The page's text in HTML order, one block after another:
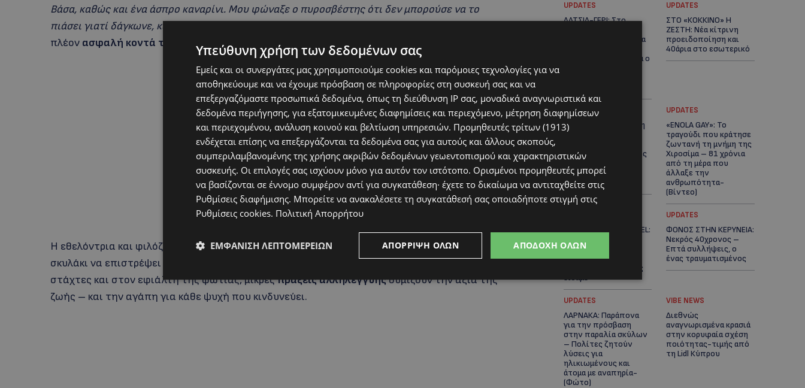
Βάσα, καθώς και ένα άσπρο καναρίνι. Μου φώναξε ο πυροσβέστης ότι δεν μπορούσε να το
πιάσει γιατί δάγκωνε, και μπήκα μέσα και το έπιασα»,
πλέον ασφαλή κοντά της
Η εθελόντρια και φιλόζωος, καλεί τον ιδιοκτήτη να της στείλει μήνυμα για να μπορέσει το
σκυλάκι να επιστρέψει στο σπίτι του, μόλις οι συνθήκες το επιτρέψουν. Ανάμεσα στις
στάχτες και στον εφιάλτη της φωτιάς, μικρέςπράξεις αλληλεγγύηςθυμίζουν την αξία της
ζωής – και την αγάπη για κάθε ψυχή που κινδυνεύει.
UPDATES
ΛΑΤΣΙΑ-ΓΕΡΙ: Στο
δημιουργία δομών για
ανήλικους – Αντιδρά ο
UPDATES
ΣΤΟ «ΚΟΚΚΙΝΟ» Η
ΖΕΣΤΗ: Νέα κίτρινη
προειδοποίηση και
40άρια στο εσωτερικό
UPDATES
ΛΕΜΕΣΟΣ: Μάχη για τη
ζωή του δίνει
βαριά τραυματισμένος
ηλεκτρικό του
ποδήλατο
UPDATES
«ENOLA GAY»: Το
τραγούδι που κράτησε
ζωντανή τη μνήμη της
Χιροσίμα – 81 χρόνια
από τη μέρα που
άλλαξε την
ανθρωπότητα-
(Bίντεο)
PERNERA BEACH HOTEL:
στα 50 χρόνια ενός
ιστορικού
ξενοδοχείου-Ποιους
είδαμε
UPDATES
ΦΟΝΟΣ ΣΤΗΝ ΚΕΡΥΝΕΙΑ:
Νεκρός 40χρονος –
Επτά συλλήψεις, ο
ένας τραυματισμένος
UPDATES
ΛΑΡΝΑΚΑ: Παράπονα
για την πρόσβαση
στην παραλία σκύλων
– Πολίτες ζητούν
λύσεις για
ηλικιωμένους και
άτομα με αναπηρία-
(Φώτο)
VIBE NEWS
Διεθνώς
αναγνωρισμένα κρασιά
στην κορυφαία σχέση
ποιότητας-τιμής από
τη Lidl Κύπρου
Υπεύθυνη χρήση των δεδομένων σας
Εμείς και οι συνεργάτες μας χρησιμοποιούμε cookies και παρόμοιες τεχνολογίες για να
αποθηκεύουμε και να έχουμε πρόσβαση σε πληροφορίες στη συσκευή σας και να
επεξεργαζόμαστε προσωπικά δεδομένα, όπως τη διεύθυνση IP σας, μοναδικά αναγνωριστικά και
δεδομένα περιήγησης, για εξατομικευμένες διαφημίσεις και περιεχόμενο, μέτρηση διαφημίσεων
και περιεχομένου, ανάλυση κοινού και βελτίωση υπηρεσιών. Προμηθευτές τρίτων (1913)
ενδέχεται επίσης να επεξεργάζονται τα δεδομένα σας για αυτούς και άλλους σκοπούς,
συμπεριλαμβανομένης της χρήσης ακριβών δεδομένων γεωεντοπισμού και χαρακτηριστικών
συσκευής. Οι επιλογές σας ισχύουν μόνο για αυτόν τον ιστότοπο. Ορισμένοι προμηθευτές μπορεί
να βασίζονται σε έννομο συμφέρον αντί για συγκατάθεση· έχετε το δικαίωμα να αντιταχθείτε στις
Ρυθμίσεις διαφήμισης. Μπορείτε να ανακαλέσετε τη συγκατάθεσή σας οποιαδήποτε στιγμή στις
Ρυθμίσεις cookies. Πολιτική Απορρήτου
ΑΠΟΔΟΧΉ ΌΛΩΝ
ΑΠΌΡΡΙΨΗ ΌΛΩΝ
ΕΜΦΆΝΙΣΗ ΛΕΠΤΟΜΕΡΕΙΏΝ